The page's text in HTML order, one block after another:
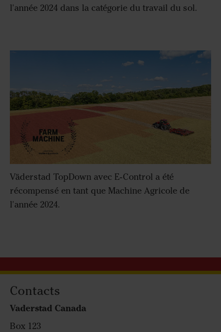
l'année 2024 dans la catégorie du travail du sol.
Väderstad TopDown avec E-Control a été
récompensé en tant que Machine Agricole de
l'année 2024.
Contacts
Vaderstad Canada
Box 123